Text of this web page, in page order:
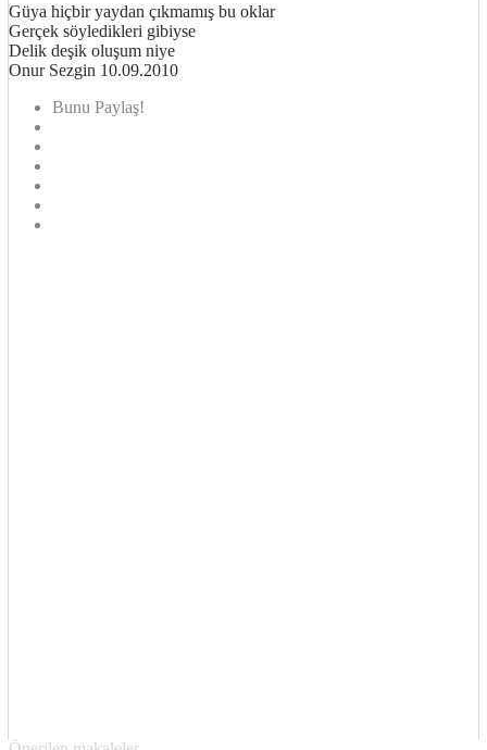
Güya hiçbir yaydan çıkmamış bu oklar
Gerçek söyledikleri gibiyse
Delik deşik oluşum niye
Onur Sezgin 10.09.2010
Bunu Paylaş!